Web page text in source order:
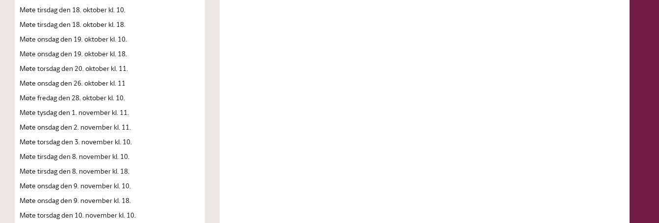
Møte tirsdag den 18. oktober kl. 10.
Møte tirsdag den 18. oktober kl. 18.
Møte onsdag den 19. oktober kl. 10.
Møte onsdag den 19. oktober kl. 18.
Møte torsdag den 20. oktober kl. 11.
Møte onsdag den 26. oktober kl. 11
Møte fredag den 28. oktober kl. 10.
Møte tysdag den 1. november kl. 11.
Møte onsdag den 2. november kl. 11.
Møte torsdag den 3. november kl. 10.
Møte tirsdag den 8. november kl. 10.
Møte tirsdag den 8. november kl. 18.
Møte onsdag den 9. november kl. 10.
Møte onsdag den 9. november kl. 18.
Møte torsdag den 10. november kl. 10.